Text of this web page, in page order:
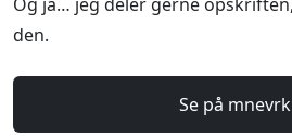
den.
Se på